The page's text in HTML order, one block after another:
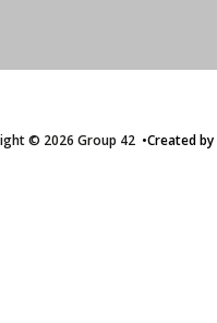
© 2026 Group 42 •Created by